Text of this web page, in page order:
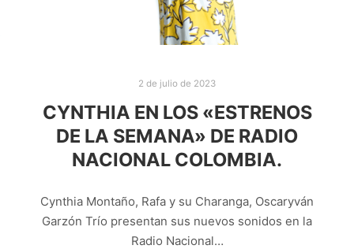
2 de julio de 2023
CYNTHIA EN LOS «ESTRENOS
DE LA SEMANA» DE RADIO
NACIONAL COLOMBIA.
Cynthia Montaño, Rafa y su Charanga, Oscaryván
Garzón Trío presentan sus nuevos sonidos en la
Radio Nacional…